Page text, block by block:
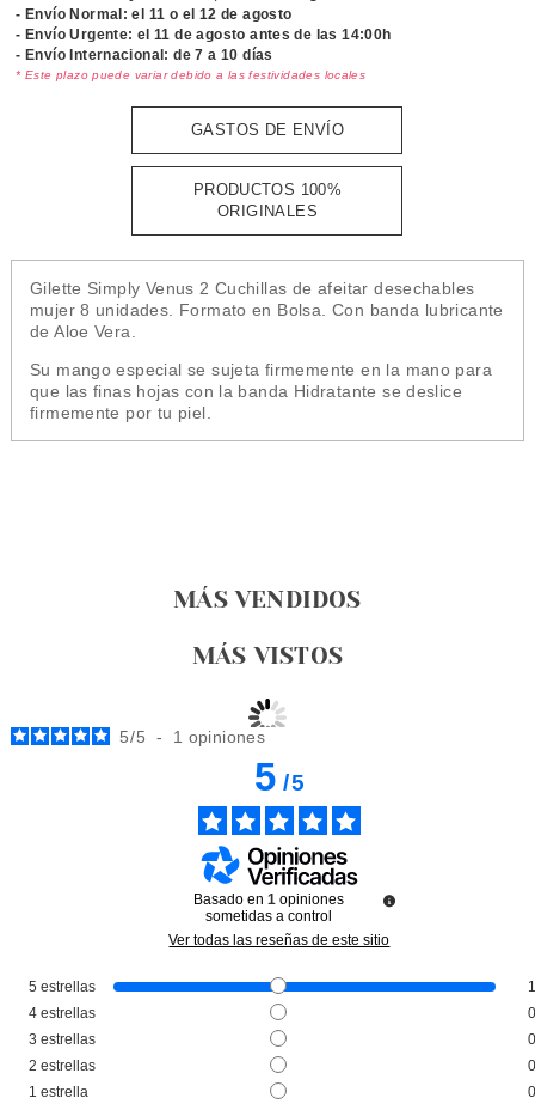
- Envío Normal: el 11 o el 12 de agosto
- Envío Urgente: el11 de agosto antes de las 14:00h
- Envío Internacional: de 7 a 10 días
* Este plazo puede variar debido a las festividades locales
GASTOS DE ENVÍO
PRODUCTOS 100%
ORIGINALES
Gilette Simply Venus 2 Cuchillas de afeitar desechables
mujer 8 unidades. Formato en Bolsa. Con banda lubricante
de Aloe Vera.
Su mango especial se sujeta firmemente en la mano para
que las finas hojas con la banda Hidratante se deslice
firmemente por tu piel.
MÁS VENDIDOS
MÁS VISTOS
SKEYNDOR
SKEYNDOR CORRECTIVE
CREMA RELLENADORA DE
ARRUGAS 50 ML NOVEDAD
5/5 - 1 opiniones
5/5
Basado en 1 opiniones
sometidas a control
Ver todas las reseñas de este sitio
5 estrellas
4 estrellas
3 estrellas
2 estrellas
1 estrella